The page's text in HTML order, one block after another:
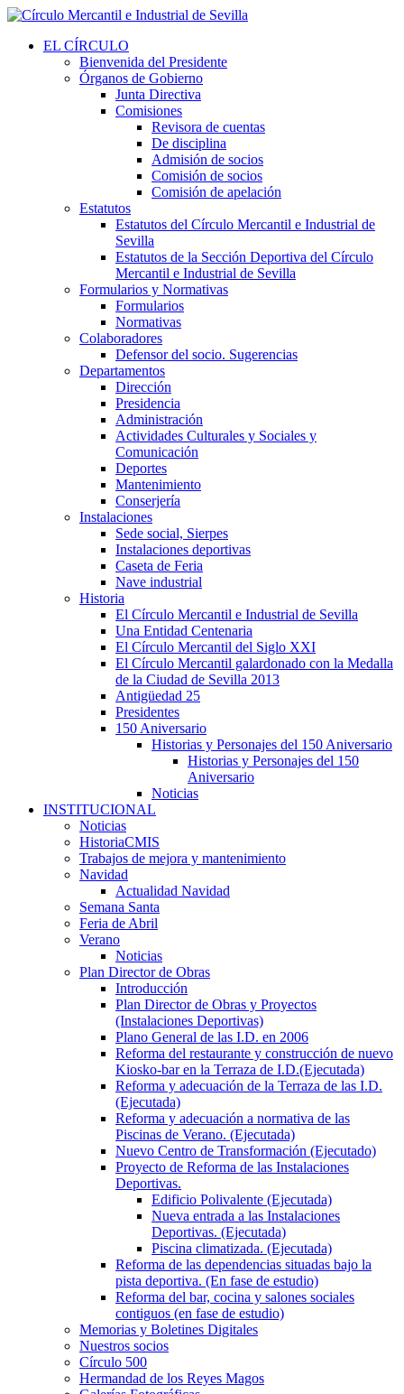
EL CÍRCULO
Bienvenida del Presidente
Órganos de Gobierno
Junta Directiva
Comisiones
Revisora de cuentas
De disciplina
Admisión de socios
Comisión de socios
Comisión de apelación
Estatutos
Estatutos del Círculo Mercantil e Industrial de
Sevilla
Estatutos de la Sección Deportiva del Círculo
Mercantil e Industrial de Sevilla
Formularios y Normativas
Formularios
Normativas
Colaboradores
Defensor del socio. Sugerencias
Departamentos
Dirección
Presidencia
Administración
Actividades Culturales y Sociales y
Comunicación
Deportes
Mantenimiento
Conserjería
Instalaciones
Sede social, Sierpes
Instalaciones deportivas
Caseta de Feria
Nave industrial
Historia
El Círculo Mercantil e Industrial de Sevilla
Una Entidad Centenaria
El Círculo Mercantil del Siglo XXI
El Círculo Mercantil galardonado con la Medalla
de la Ciudad de Sevilla 2013
Antigüedad 25
Presidentes
150 Aniversario
Historias y Personajes del 150 Aniversario
Historias y Personajes del 150
Aniversario
Noticias
INSTITUCIONAL
Noticias
HistoriaCMIS
Trabajos de mejora y mantenimiento
Navidad
Actualidad Navidad
Semana Santa
Feria de Abril
Verano
Noticias
Plan Director de Obras
Introducción
Plan Director de Obras y Proyectos
(Instalaciones Deportivas)
Plano General de las I.D. en 2006
Reforma del restaurante y construcción de nuevo
Kiosko-bar en la Terraza de I.D.(Ejecutada)
Reforma y adecuación de la Terraza de las I.D.
(Ejecutada)
Reforma y adecuación a normativa de las
Piscinas de Verano. (Ejecutada)
Nuevo Centro de Transformación (Ejecutado)
Proyecto de Reforma de las Instalaciones
Deportivas.
Edificio Polivalente (Ejecutada)
Nueva entrada a las Instalaciones
Deportivas. (Ejecutada)
Piscina climatizada. (Ejecutada)
Reforma de las dependencias situadas bajo la
pista deportiva. (En fase de estudio)
Reforma del bar, cocina y salones sociales
contiguos (en fase de estudio)
Memorias y Boletines Digitales
Nuestros socios
Círculo 500
Hermandad de los Reyes Magos